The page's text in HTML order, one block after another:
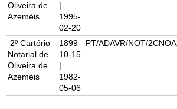
Oliveira de
Azeméis
|
1995-
02-20
2º Cartório
Notarial de
Oliveira de
Azeméis
1899-
10-15
|
1982-
05-06
PT/ADAVR/NOT/